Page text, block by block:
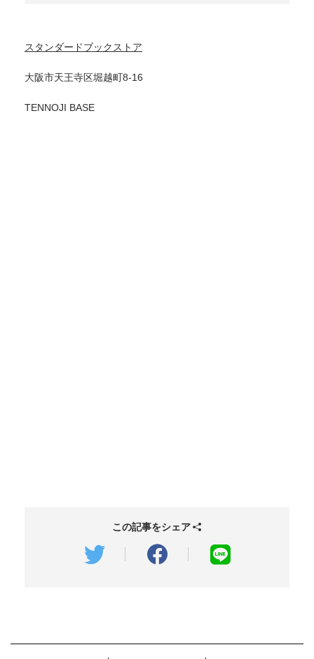
スタンダードブックストア
大阪市天王寺区堀越町8-16
TENNOJI BASE
この記事をシェア